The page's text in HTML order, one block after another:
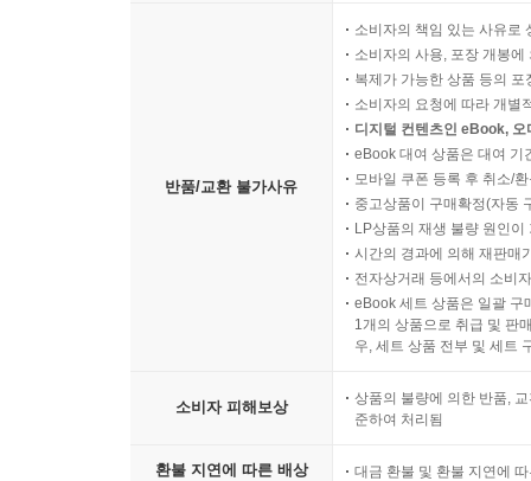
반품/교환 불가사유
소비자의 책임 있는 사유로
소비자의 사용, 포장 개봉
복제가 가능한 상품 등의
소비자의 요청에 따라 개별
디지털 컨텐츠인 eBook,
eBook 대여 상품은 대여 기
모바일 쿠폰 등록 후 취소/
중고상품이 구매확정(자동
LP상품의 재생 불량 원인
시간의 경과에 의해 재판매
전자상거래 등에서의 소비
eBook 세트 상품은 일괄 구
1개의 상품으로 취급 및 판
우, 세트 상품 전부 및 세트
소비자 피해보상
상품의 불량에 의한 반품,
준하여 처리됨
환불 지연에 따른 배상 대금 환불 및 환불 지연에